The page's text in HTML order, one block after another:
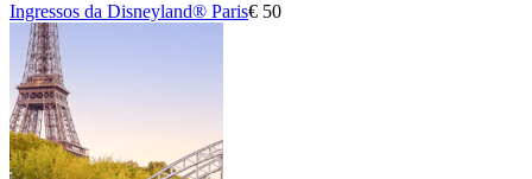
Ingressos da Disneyland® Paris€ 50